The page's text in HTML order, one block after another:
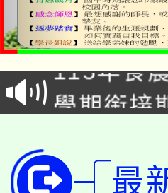
淨零綠生
115年食
程
學期銜接
版
公告本校
最